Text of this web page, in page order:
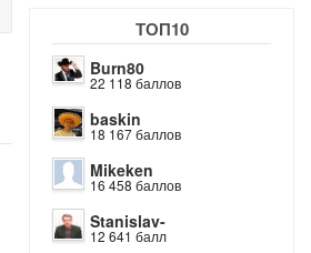
ТОП10
Burn80
22 118 баллов
baskin
18 167 баллов
Mikeken
16 458 баллов
Stanislav-
12 641 балл